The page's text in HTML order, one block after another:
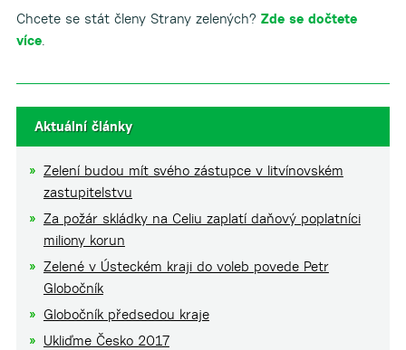
Chcete se stát členy Strany zelených? Zde se dočtete
více.
Aktuální články
Zelení budou mít svého zástupce v litvínovském
zastupitelstvu
Za požár skládky na Celiu zaplatí daňový poplatníci
miliony korun
Zelené v Ústeckém kraji do voleb povede Petr
Globočník
Globočník předsedou kraje
Ukliďme Česko 2017